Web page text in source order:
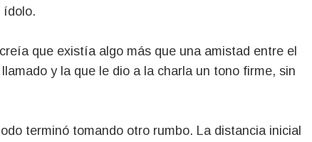
ídolo.
que existía algo más que una amistad entre el
y la que le dio a la charla un tono firme, sin
terminó tomando otro rumbo. La distancia inicial